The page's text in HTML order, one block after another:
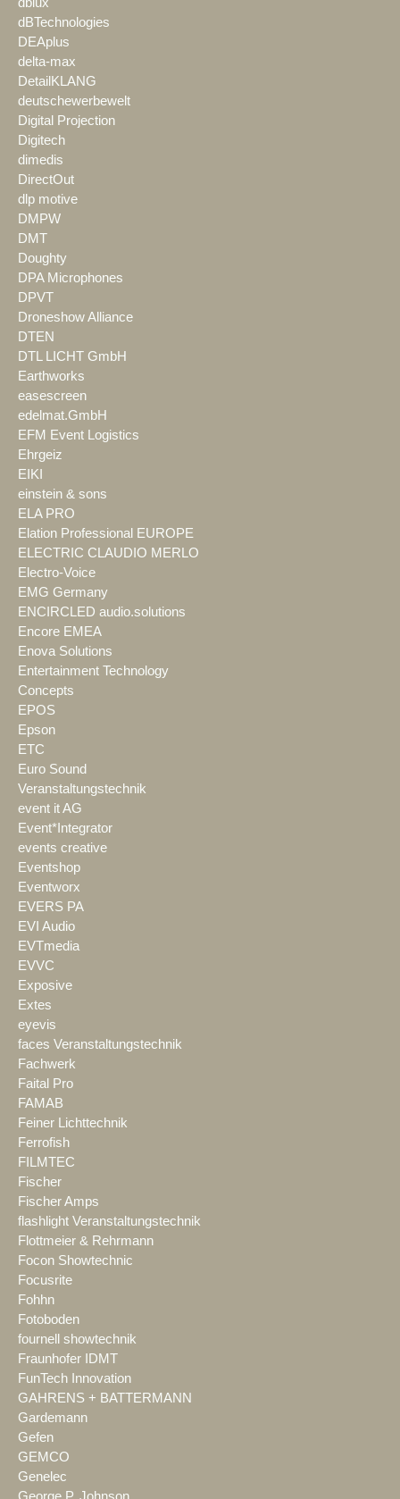
dBTechnologies
DEAplus
delta-max
DetailKLANG
deutschewerbewelt
Digital Projection
Digitech
dimedis
DirectOut
dlp motive
DMPW
DMT
Doughty
DPA Microphones
DPVT
Droneshow Alliance
DTEN
DTL LICHT GmbH
Earthworks
easescreen
edelmat.GmbH
EFM Event Logistics
Ehrgeiz
EIKI
einstein & sons
ELA PRO
Elation Professional EUROPE
ELECTRIC CLAUDIO MERLO
Electro-Voice
EMG Germany
ENCIRCLED audio.solutions
Encore EMEA
Enova Solutions
Entertainment Technology
Concepts
EPOS
Epson
ETC
Euro Sound
Veranstaltungstechnik
event it AG
Event*Integrator
events creative
Eventshop
Eventworx
EVERS PA
EVI Audio
EVTmedia
EVVC
Exposive
Extes
eyevis
faces Veranstaltungstechnik
Fachwerk
Faital Pro
FAMAB
Feiner Lichttechnik
Ferrofish
FILMTEC
Fischer
Fischer Amps
flashlight Veranstaltungstechnik
Flottmeier & Rehrmann
Focon Showtechnic
Focusrite
Fohhn
Fotoboden
fournell showtechnik
Fraunhofer IDMT
FunTech Innovation
GAHRENS + BATTERMANN
Gardemann
Gefen
GEMCO
Genelec